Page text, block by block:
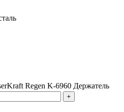
Regen K-6960 Держатель